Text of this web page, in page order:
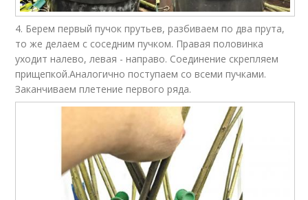
4. Берем первый пучок прутьев, разбиваем по два прута,
то же делаем с соседним пучком. Правая половинка
уходит налево, левая - направо. Соединение скрепляем
прищепкой.Аналогично поступаем со всеми пучками.
Заканчиваем плетение первого ряда.